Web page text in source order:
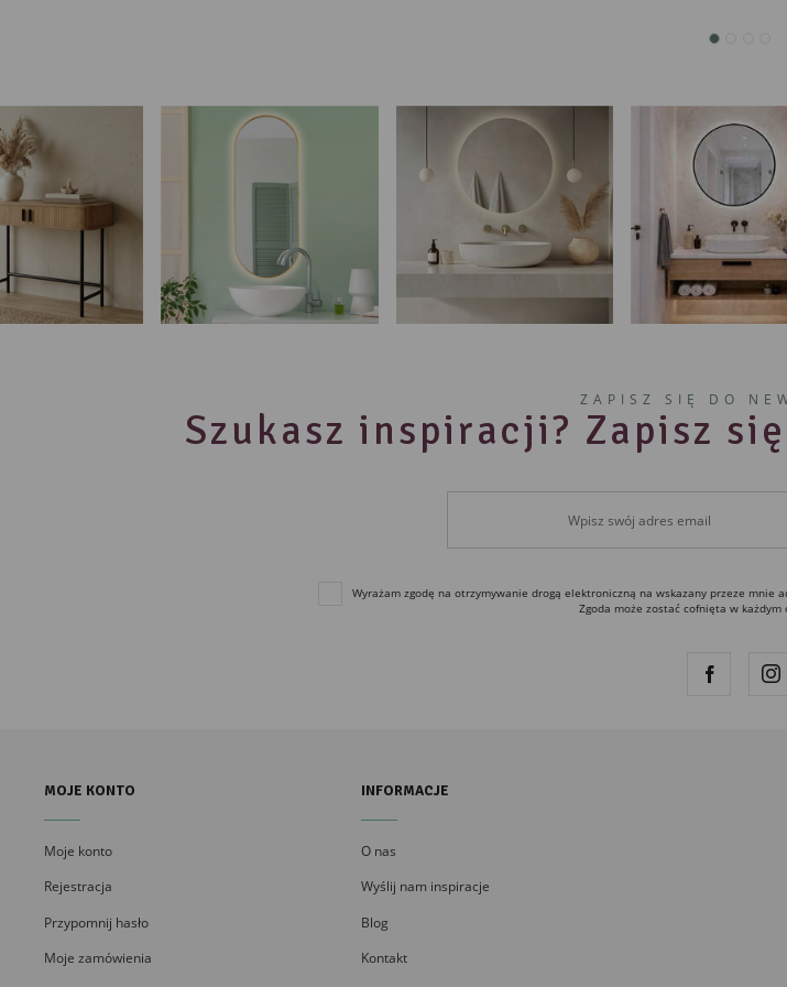
ZAPISZ SIĘ DO
Szukasz inspiracji? Zapisz
Wyrażam zgodę na otrzymywanie drogą elektroniczną na wskazany przeze
Zgoda może zostać cofnięta w każdym
MOJE KONTO
Moje konto
Rejestracja
Przypomnij hasło
Moje zamówienia
INFORMACJE
O nas
Wyślij nam inspiracje
Blog
Kontakt